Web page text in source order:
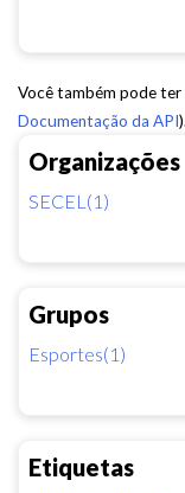
Organizações
SECEL(1)
Grupos
Esportes(1)
Etiquetas
Você também pode ter
Documentação da API